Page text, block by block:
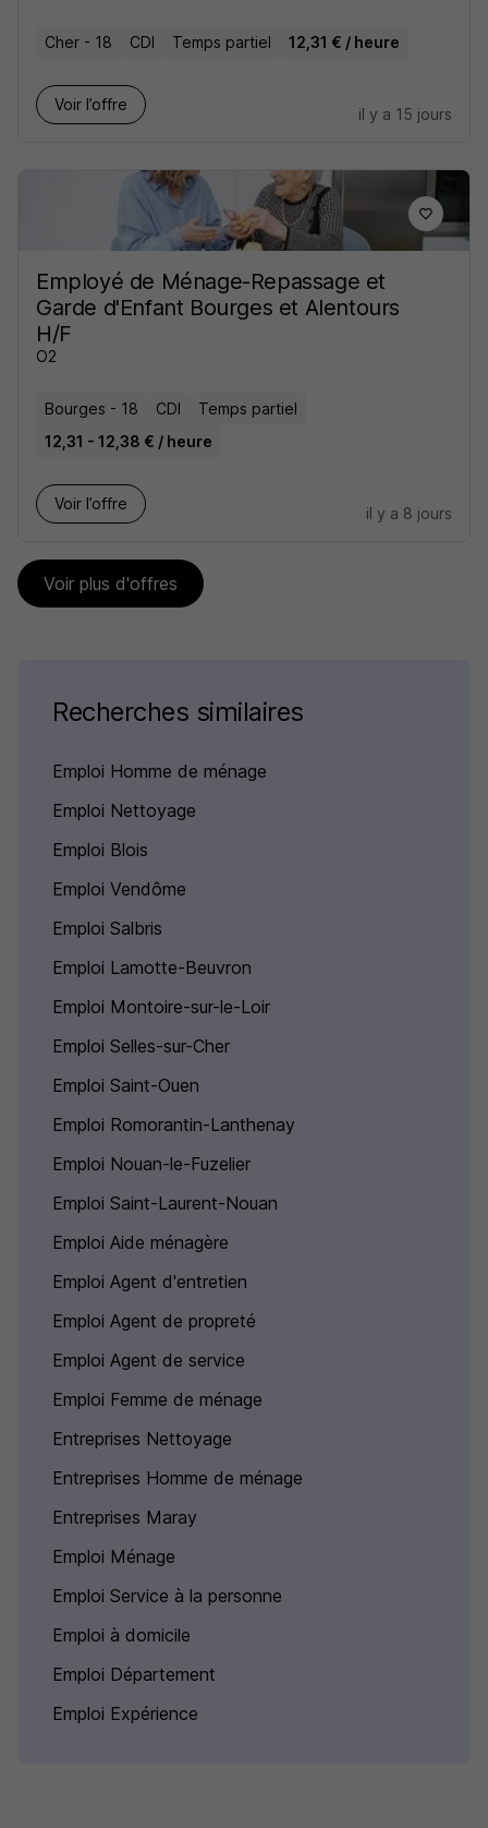
Cher - 18 CDI Temps partiel 12,31 € / heure
Voir l’offre
il y a 15 jours
Employé de Ménage-Repassage et
Garde d'Enfant Bourges et Alentours
H/F
O2
Bourges - 18 CDI
Temps partiel
12,31 - 12,38 € / heure
Voir l’offre
il y a 8 jours
Voir plus d'offres
Recherches similaires
Emploi Homme de ménage
Emploi Nettoyage
Emploi Blois
Emploi Vendôme
Emploi Salbris
Emploi Lamotte-Beuvron
Emploi Montoire-sur-le-Loir
Emploi Selles-sur-Cher
Emploi Saint-Ouen
Emploi Romorantin-Lanthenay
Emploi Nouan-le-Fuzelier
Emploi Saint-Laurent-Nouan
Emploi Aide ménagère
Emploi Agent d'entretien
Emploi Agent de propreté
Emploi Agent de service
Emploi Femme de ménage
Entreprises Nettoyage
Entreprises Homme de ménage
Entreprises Maray
Emploi Ménage
Emploi Service à la personne
Emploi à domicile
Emploi Département
Emploi Expérience